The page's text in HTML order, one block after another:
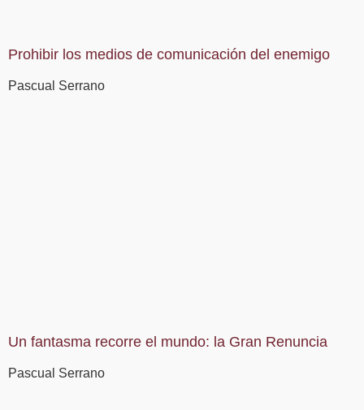
Prohibir los medios de comunicación del enemigo
Pascual Serrano
Un fantasma recorre el mundo: la Gran Renuncia
Pascual Serrano